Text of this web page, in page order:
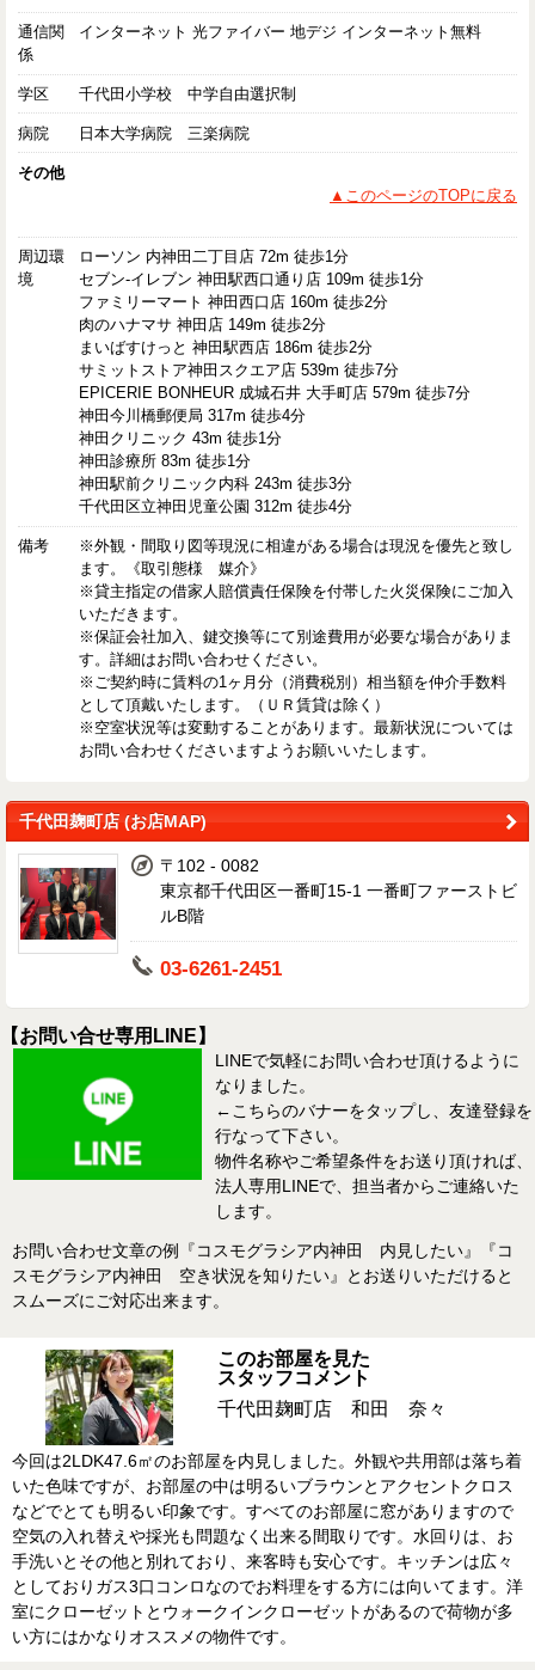
通信関
係
インターネット 光ファイバー 地デジ インターネット無料
学区 千代田小学校 中学自由選択制
病院 日本大学病院 三楽病院
その他
▲このページのTOPに戻る
周辺環
境
ローソン 内神田二丁目店 72m 徒歩1分
セブン-イレブン 神田駅西口通り店 109m 徒歩1分
ファミリーマート 神田西口店 160m 徒歩2分
肉のハナマサ 神田店 149m 徒歩2分
まいばすけっと 神田駅西店 186m 徒歩2分
サミットストア神田スクエア店 539m 徒歩7分
EPICERIE BONHEUR 成城石井 大手町店 579m 徒歩7分
神田今川橋郵便局 317m 徒歩4分
神田クリニック 43m 徒歩1分
神田診療所 83m 徒歩1分
神田駅前クリニック内科 243m 徒歩3分
千代田区立神田児童公園 312m 徒歩4分
備考
※外観・間取り図等現況に相違がある場合は現況を優先と致し
ます。《取引態様 媒介》
※貸主指定の借家人賠償責任保険を付帯した火災保険にご加入
いただきます。
※保証会社加入、鍵交換等にて別途費用が必要な場合がありま
す。詳細はお問い合わせください。
※ご契約時に賃料の1ヶ月分（消費税別）相当額を仲介手数料
として頂戴いたします。（ＵＲ賃貸は除く）
※空室状況等は変動することがあります。最新状況については
お問い合わせくださいますようお願いいたします。
千代田麹町店 (お店MAP)
〒102 - 0082
東京都千代田区一番町15-1 一番町ファーストビ
ルB階
03-6261-2451
【お問い合せ専用LINE】
LINEで気軽にお問い合わせ頂けるように
なりました。
←こちらのバナーをタップし、友達登録を
行なって下さい。
物件名称やご希望条件をお送り頂ければ、
法人専用LINEで、担当者からご連絡いた
します。
お問い合わせ文章の例『コスモグラシア内神田 内見したい』『コ
スモグラシア内神田 空き状況を知りたい』とお送りいただけると
スムーズにご対応出来ます。
このお部屋を見た
スタッフコメント
千代田麹町店 和田 奈々
今回は2LDK47.6㎡のお部屋を内見しました。外観や共用部は落ち着
いた色味ですが、お部屋の中は明るいブラウンとアクセントクロス
などでとても明るい印象です。すべてのお部屋に窓がありますので
空気の入れ替えや採光も問題なく出来る間取りです。水回りは、お
手洗いとその他と別れており、来客時も安心です。キッチンは広々
としておりガス3口コンロなのでお料理をする方には向いてます。洋
室にクローゼットとウォークインクローゼットがあるので荷物が多
い方にはかなりオススメの物件です。